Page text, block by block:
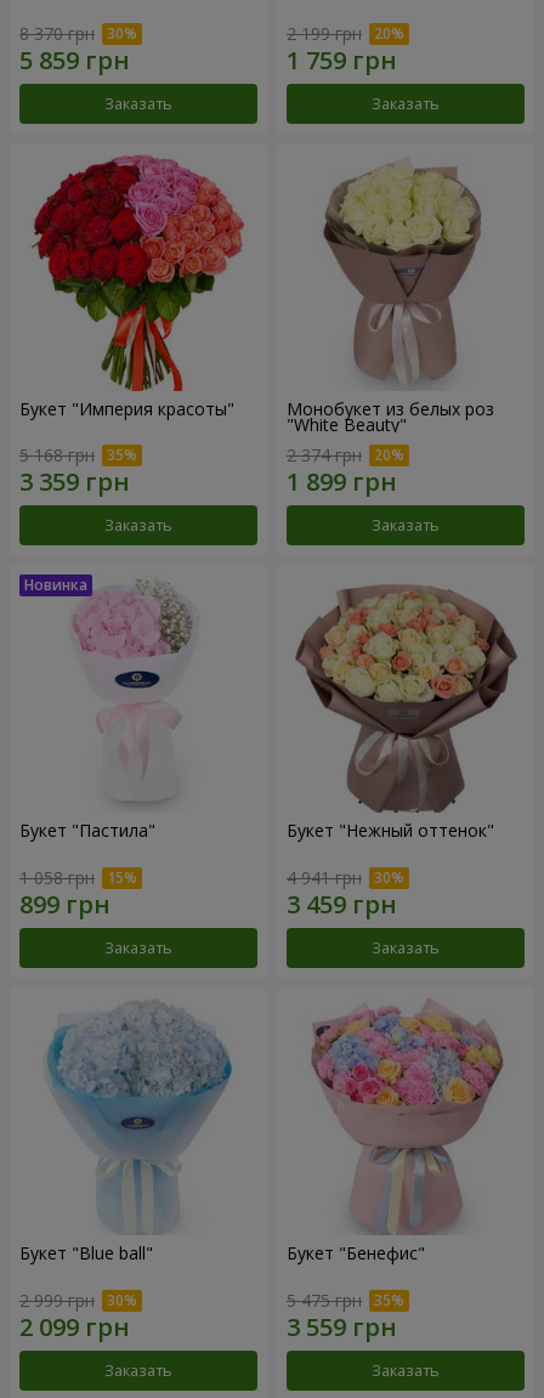
8 370 грн
Заказать
2 199 грн
Заказать
Букет "Империя красоты"
5 168 грн
Заказать
Монобукет из белых роз
"White Beauty"
2 374 грн
Заказать
Букет "Пастила"
1 058 грн
Заказать
Букет "Нежный оттенок"
4 941 грн
Заказать
Букет "Blue ball"
2 999 грн
Заказать
Букет "Бенефис"
5 475 грн
Заказать